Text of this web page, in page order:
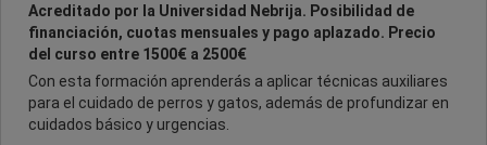
Acreditado por la Universidad Nebrija. Posibilidad de
financiación, cuotas mensuales y pago aplazado. Precio
del curso entre 1500€ a 2500€
Con esta formación aprenderás a aplicar técnicas auxiliares
para el cuidado de perros y gatos, además de profundizar en
cuidados básico y urgencias.